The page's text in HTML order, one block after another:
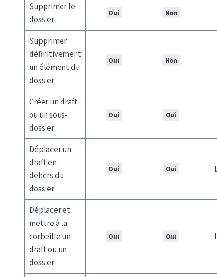
Supprimer le
dossier
Oui Non
Supprimer
définitivement
un élément du
dossier
Oui Non
Créer un draft
ou un sous-
dossier
Oui Oui
Déplacer un
draft en
dehors du
dossier
Oui Oui
Déplacer et
mettre à la
corbeille un
draft ou un
dossier
Oui Oui